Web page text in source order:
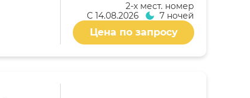
2-x мест. номер
С 14.08.2026 7 ночей
Цена по запросу